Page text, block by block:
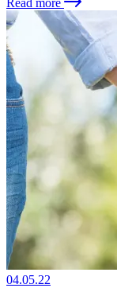
Read more
04.05.22